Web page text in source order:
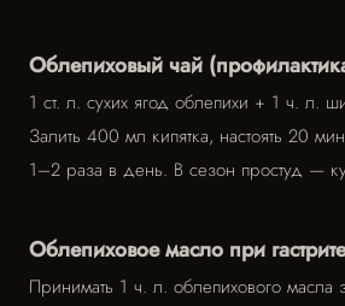
Облепиховый чай
1 ст. л. сухих ягод облепихи + 1 ч. л.
Залить 400 мл кипятка, настоять 20
1–2 раза в день. В сезон простуд —
Облепиховое масло при гастрите
Принимать 1 ч. л. облепихового